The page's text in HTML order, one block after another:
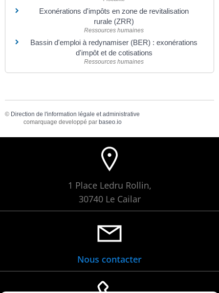
Exonérations d'impôts en zone de revitalisation
rurale (ZRR)
Ressources humaines
Bassin d'emploi à redynamiser (BER) : exonérations
d'impôt et de cotisations
Ressources humaines
© Direction de l'information légale et administrative
comarquage developpé par baseo.io
1 Place Ledru Rollin,
30740 Le Cailar
Nous contacter